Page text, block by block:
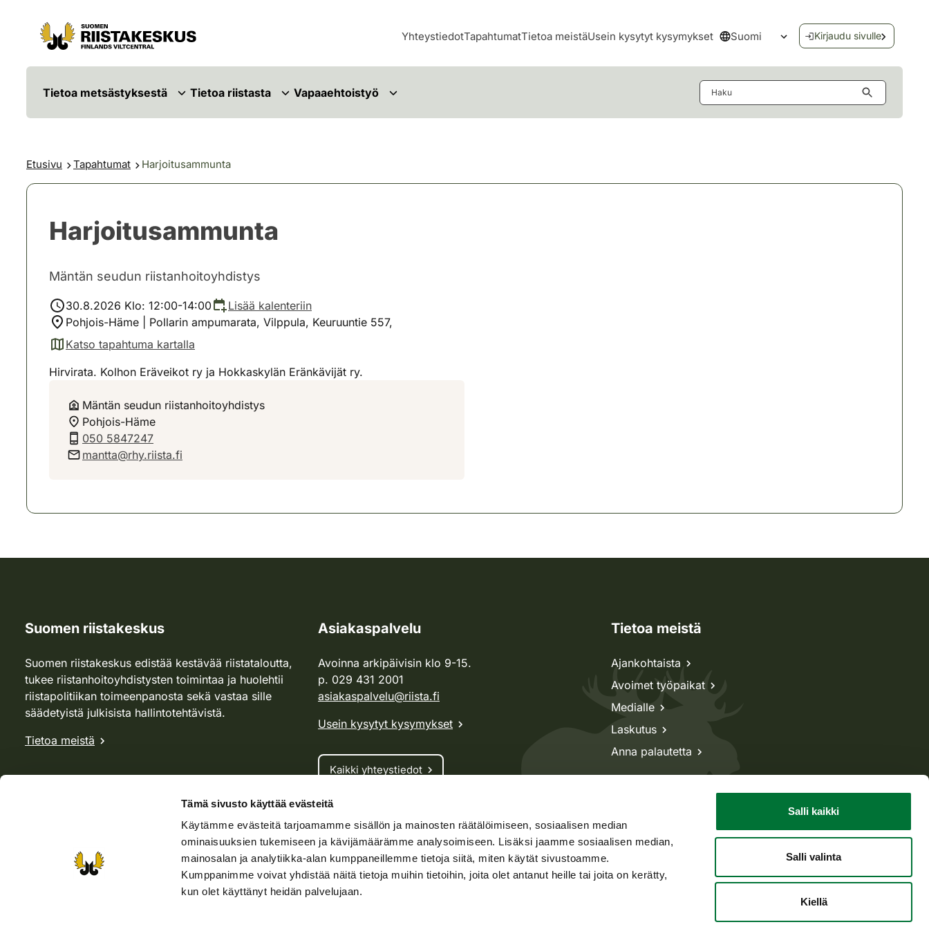
Tämä sivusto käyttää evästeitä
Käytämme evästeitä tarjoamamme sisällön ja mainosten räätälöimiseen, sosiaalisen median
ominaisuuksien tukemiseen ja kävijämäärämme analysoimiseen. Lisäksi jaamme sosiaalisen median,
mainosalan ja analytiikka-alan kumppaneillemme tietoja siitä, miten käytät sivustoamme.
Kumppanimme voivat yhdistää näitä tietoja muihin tietoihin, joita olet antanut heille tai joita on kerätty,
kun olet käyttänyt heidän palvelujaan.
Salli kaikki
Salli valinta
Kiellä
Siirry sisältöön
Siirry sivustokarttaan
YhteystiedotTapahtumatTietoa meistäUsein kysytyt kysymykset Suomi
Avaa kielivalikko
Kirjaudu sivulle
Tietoa metsästyksestä Tietoa riistasta Vapaaehtoistyö
Etusivu Tapahtumat Harjoitusammunta
Harjoitusammunta
Mäntän seudun riistanhoitoyhdistys
30.8.2026 Klo: 12:00-14:00
Lisää kalenteriin
Pohjois-Häme | Pollarin ampumarata, Vilppula, Keuruuntie 557,
Katso tapahtuma kartalla
(avautuu uuteen välilehteen)
Hirvirata. Kolhon Eräveikot ry ja Hokkaskylän Eränkävijät ry.
Mäntän seudun riistanhoitoyhdistys
Pohjois-Häme
050 5847247
mantta@rhy.riista.fi
Suomen riistakeskus
Suomen riistakeskus edistää kestävää riistataloutta,
tukee riistanhoitoyhdistysten toimintaa ja huolehtii
riistapolitiikan toimeenpanosta sekä vastaa sille
säädetyistä julkisista hallintotehtävistä.
Tietoa meistä
Asiakaspalvelu
Avoinna arkipäivisin klo 9-15.
p. 029 431 2001
asiakaspalvelu@riista.fi
Usein kysytyt kysymykset
Kaikki yhteystiedot
Metsästyskortti-asiat
Oma riista -asiat
Lupa-asiat
Tietoa meistä
Ajankohtaista
Avoimet työpaikat
Medialle
Laskutus
Anna palautetta